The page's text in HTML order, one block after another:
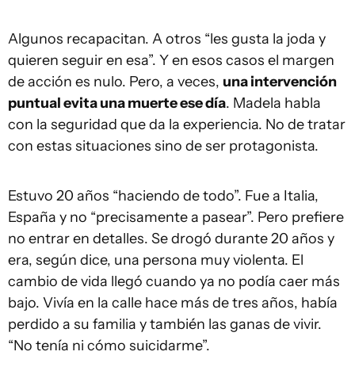
Algunos recapacitan. A otros “les gusta la joda y
quieren seguir en esa”. Y en esos casos el margen
de acción es nulo. Pero, a veces, una intervención
puntual evita una muerte ese día. Madela habla
con la seguridad que da la experiencia. No de tratar
con estas situaciones sino de ser protagonista.
Estuvo 20 años “haciendo de todo”. Fue a Italia,
España y no “precisamente a pasear”. Pero prefiere
no entrar en detalles. Se drogó durante 20 años y
era, según dice, una persona muy violenta. El
cambio de vida llegó cuando ya no podía caer más
bajo. Vivía en la calle hace más de tres años, había
perdido a su familia y también las ganas de vivir.
“No tenía ni cómo suicidarme”.